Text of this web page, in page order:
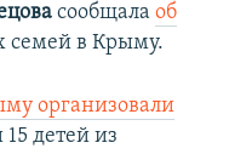
сообщала об
семей в Крыму.
организовали
детей из